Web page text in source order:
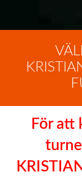
För att